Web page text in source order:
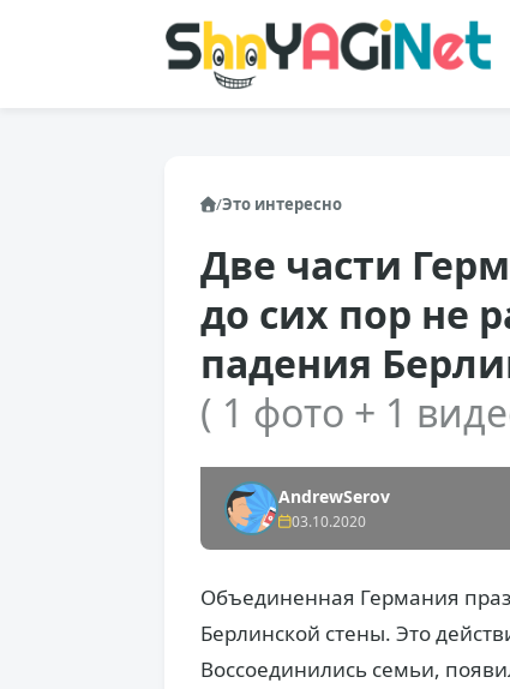
/Это интересно
Две части
до сих пор не
падения
( 1 фото + 1
AndrewSerov
03.10.2020
Объединенная Германия
Берлинской стены. Это
Воссоединились семьи,